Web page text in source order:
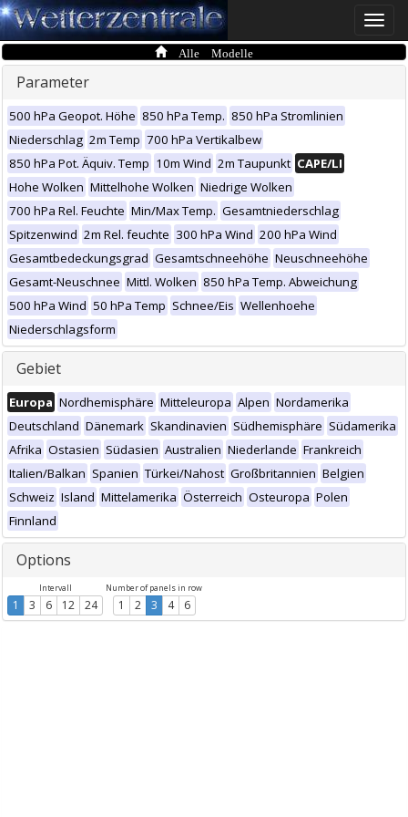
Toggle
Alle Modelle
Parameter
500 hPa Geopot. Höhe 850 hPa Temp. 850 hPa Stromlinien
Niederschlag 2m Temp 700 hPa Vertikalbew
850 hPa Pot. Äquiv. Temp 10m Wind 2m Taupunkt CAPE/LI
Hohe Wolken Mittelhohe Wolken Niedrige Wolken
700 hPa Rel. Feuchte Min/Max Temp. Gesamtniederschlag
Spitzenwind 2m Rel. feuchte 300 hPa Wind 200 hPa Wind
Gesamtbedeckungsgrad Gesamtschneehöhe Neuschneehöhe
Gesamt-Neuschnee Mittl. Wolken 850 hPa Temp. Abweichung
500 hPa Wind 50 hPa Temp Schnee/Eis Wellenhoehe
Niederschlagsform
Gebiet
Europa Nordhemisphäre Mitteleuropa Alpen Nordamerika
Deutschland Dänemark Skandinavien Südhemisphäre Südamerika
Afrika Ostasien Südasien Australien Niederlande Frankreich
Italien/Balkan Spanien Türkei/Nahost Großbritannien Belgien
Schweiz Island Mittelamerika Österreich Osteuropa Polen
Finnland
Options
Intervall
1 3 6 12 24
Number of panels in row
1 2 3 4 6